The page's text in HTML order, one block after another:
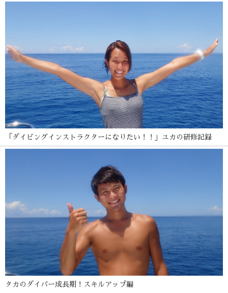
「ダイビングインストラクターになりたい！！」ユカの研修記録
タカのダイバー成長期！スキルアップ編